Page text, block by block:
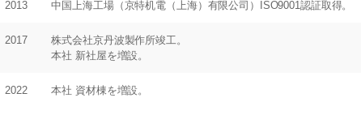
2013 中国上海工場（京特机電（上海）有限公司）ISO9001認証取得。
2017
株式会社京丹波製作所竣工。
本社 新社屋を増設。
2022 本社 資材棟を増設。